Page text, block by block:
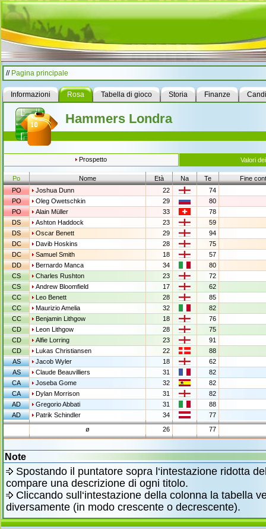
// Pagina principale
Informazioni Rosa Tabella di gioco Storia Finanze
Hammers Londra
Prospetto Valori
Po Nome Età Na Te
Fine
PO
Joshua Dunn 22
74
PO
Oleg Owetschkin 29
80
PO
Alain Müller 33
78
DS
Ashton Haddock 23
59
DS
Oscar Benett 29
94
DC
Davib Hoskins 28
75
DC
Samuel Smith 18
57
DD
Bernardo Manca 34
80
CS
Charles Rushton 23
72
CS
Andrew Bloomfield 17
62
CC
Leo Benett 28
85
CC
Maurizio Amelia 32
82
CC
Benjamin Lithgow 18
76
CD
Leon Lithgow 28
75
CD
Alfie Lorring 23
91
CD
Lukas Christiansen 22
88
AS
Jacob Wyler 18
62
AS
Claude Beauvilliers 31
82
CA
Joseba Gome 32
82
CA
Dylan Morrison 31
82
AD
Gregorio Abbati 31
88
AD
Patrik Schindler 34
77
ø
26 77
Note
Spostando il puntatore sopra l‘intestazione ridotta
compare una descrizione di ogni titolo.
Cliccando sull‘intestazione della colonna la tabella
diversamente (in modo crescente o decrescente).